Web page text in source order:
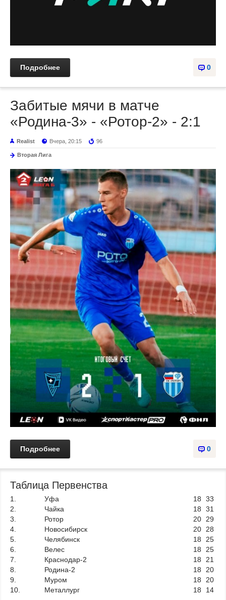
0
Подробнее
Забитые мячи в матче
«Родина-3» - «Ротор-2» - 2:1
Realist Вчера, 20:15 96
Вторая Лига
0
Подробнее
Таблица Первенства
1. Уфа 18
33
2.
Чайка 18
31
3.
Ротор 20 29
4.
Новосибирск 20 28
5.
Челябинск 18
25
6.
Велес 18
25
7.
Краснодар-2 18
21
8.
Родина-2 18
20
9.
Муром 18
20
10.
Металлург 18 14